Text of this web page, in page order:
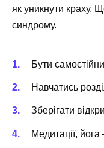
як уникнути краху.
синдрому.
Бути
Навчатись
Зберігати
Медитації,